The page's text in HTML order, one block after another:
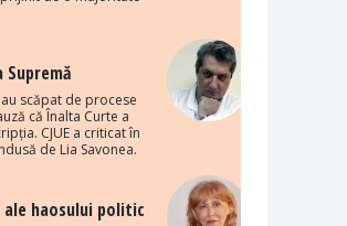
Supremă
scăpat de procese
că Înalta Curte a
CJUE a criticat în
de Lia Savonea.
haosului politic